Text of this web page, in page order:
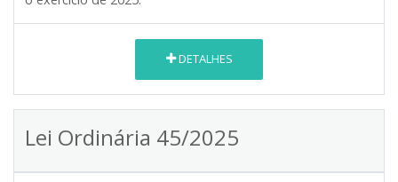
DETALHES
Lei Ordinária 45/2025